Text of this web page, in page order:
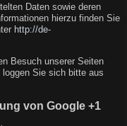
Daten sowie deren
hierzu finden Sie
http://de-
Besuch unserer Seiten
loggen Sie sich bitte aus
von Google +1